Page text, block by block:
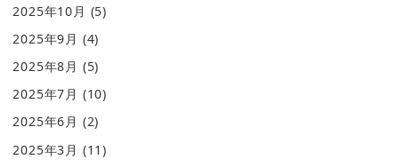
2025年10月 (5)
2025年9月 (4)
2025年8月 (5)
2025年7月 (10)
2025年6月 (2)
2025年3月 (11)